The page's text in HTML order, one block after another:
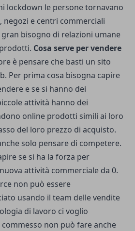
lockdown le persone tornavano
negozi e centri commerciali
bisogno di relazioni umane
Cosa serve per vendere
è pensare che basti un sito
Per prima cosa bisogna capire
e se si hanno dei
attività hanno dei
online prodotti simili ai loro
del loro prezzo di acquisto.
solo pensare di competere.
se si ha la forza per
attività commerciale da 0.
non può essere
usando il team delle vendite
di lavoro ci voglio
non può fare anche